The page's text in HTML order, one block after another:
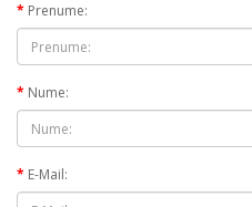
Prenume:
Nume:
E-Mail: